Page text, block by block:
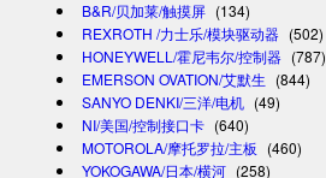
B&R/贝加莱/触摸屏 (134)
REXROTH /力士乐/模块驱动器 (502)
HONEYWELL/霍尼韦尔/控制器 (787)
EMERSON OVATION/艾默生 (844)
SANYO DENKI/三洋/电机 (49)
NI/美国/控制接口卡 (640)
MOTOROLA/摩托罗拉/主板 (460)
YOKOGAWA/日本/横河 (258)